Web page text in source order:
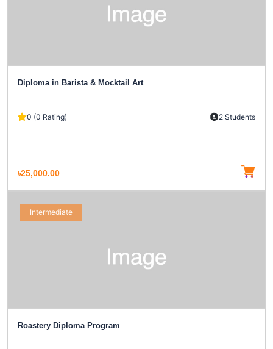
Diploma in Barista & Mocktail Art
0 (0 Rating) 2 Students
৳25,000.00
Intermediate
Roastery Diploma Program